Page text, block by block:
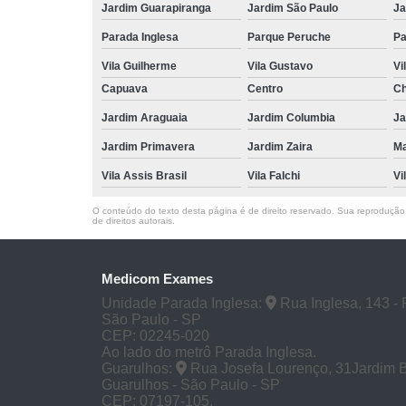
Jardim Guarapiranga Jardim São Paulo
Parada Inglesa Parque Peruche
Vila Guilherme Vila Gustavo
Capuava
Centro
Jardim Araguaia Jardim Columbia
Jardim Primavera Jardim Zaira
Vila Assis Brasil Vila Falchi
O conteúdo do texto desta página é de direito reservado. Sua
de direitos autorais
Medicom Exames
Unidade Parada Inglesa:
Rua Inglesa, 143 -
São Paulo - SP
CEP: 02245-020
Ao lado do metrô Parada Inglesa.
Guarulhos:
Rua Josefa Lourenço, 31Jardim
Guarulhos - São Paulo - SP
CEP: 07197-105.